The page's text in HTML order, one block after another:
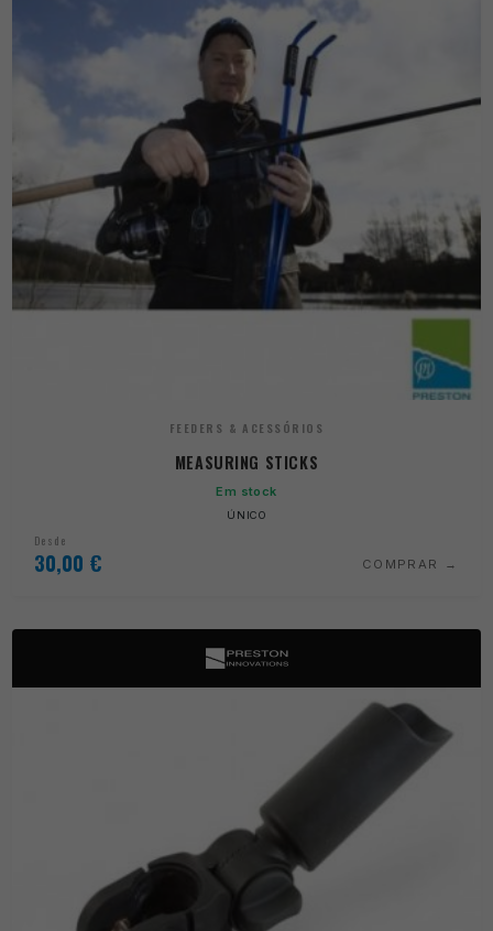
FEEDERS & ACESSÓRIOS
MEASURING STICKS
Em stock
ÚNICO
Desde
30,00 € COMPRAR